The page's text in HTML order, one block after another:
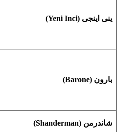
ینی اینجی (Yeni Inci)
بارون (Barone)
شاندرمن (Shanderman)